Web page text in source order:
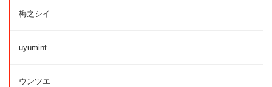
梅之シイ
uyumint
ウンツエ